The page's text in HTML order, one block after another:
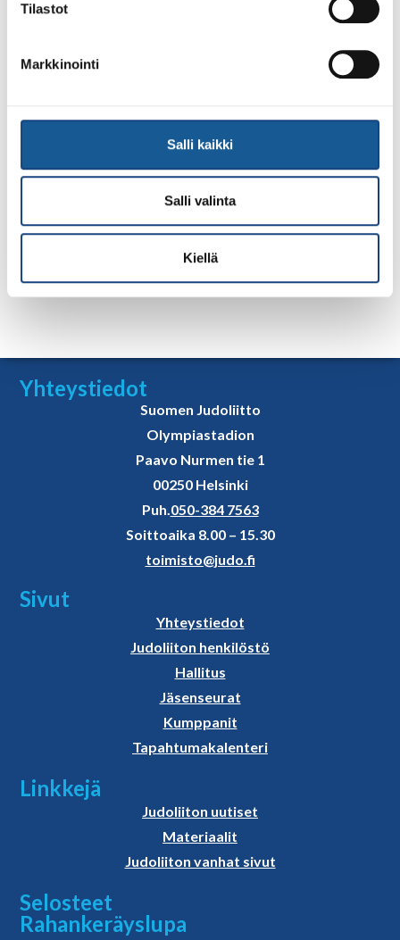
Tilastot
Markkinointi
Salli kaikki
Salli valinta
Kiellä
Emma Krapu
Alle 23-vuotiaiden maajoukkue
Valmentajat
Suunnitelmat ja materiaalit
Yhteystiedot
Suomen Judoliitto
Olympiastadion
Paavo Nurmen tie 1
00250 Helsinki
Puh.050-384 7563
Soittoaika 8.00 – 15.30
toimisto@judo.fi
Sivut
Yhteystiedot
Judoliiton henkilöstö
Hallitus
Jäsenseurat
Kumppanit
Tapahtumakalenteri
Linkkejä
Judoliiton uutiset
Materiaalit
Judoliiton vanhat sivut
Selosteet
Rahankeräyslupa